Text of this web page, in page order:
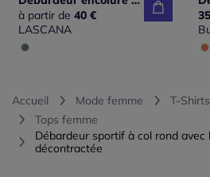
à partir de 40 €
LASCANA
Accueil Mode femme
T-
Tops femme
Débardeur sportif à col rond
décontractée